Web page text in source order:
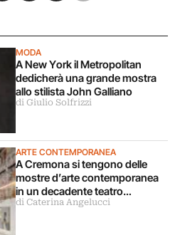
MODA
A New York il Metropolitan
dedicherà una grande mostra
allo stilista John Galliano
di Giulio Solfrizzi
ARTE CONTEMPORANEA
A Cremona si tengono delle
mostre d’arte contemporanea
in un decadente teatro
parrocchiale chiuso da 40 anni
di Caterina Angelucci